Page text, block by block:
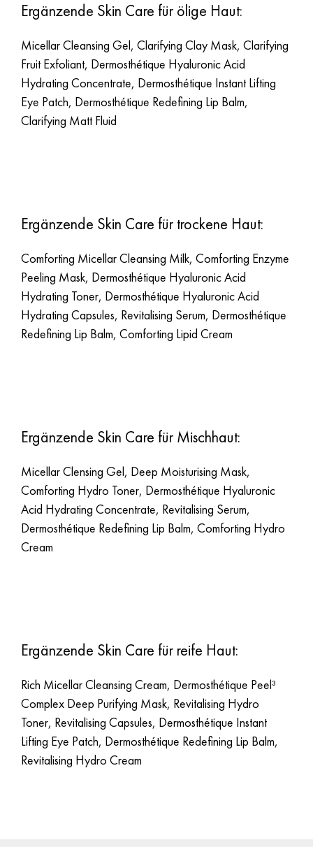
Ergänzende Skin Care für ölige Haut:
Micellar Cleansing Gel, Clarifying Clay Mask, Clarifying
Fruit Exfoliant, Dermosthétique Hyaluronic Acid
Hydrating Concentrate, Dermosthétique Instant Lifting
Eye Patch, Dermosthétique Redefining Lip Balm,
Clarifying Matt Fluid
Ergänzende Skin Care für trockene Haut:
Comforting Micellar Cleansing Milk, Comforting Enzyme
Peeling Mask, Dermosthétique Hyaluronic Acid
Hydrating Toner, Dermosthétique Hyaluronic Acid
Hydrating Capsules, Revitalising Serum, Dermosthétique
Redefining Lip Balm, Comforting Lipid Cream
Ergänzende Skin Care für Mischhaut:
Micellar Clensing Gel, Deep Moisturising Mask,
Comforting Hydro Toner, Dermosthétique Hyaluronic
Acid Hydrating Concentrate, Revitalising Serum,
Dermosthétique Redefining Lip Balm, Comforting Hydro
Cream
Ergänzende Skin Care für reife Haut:
Rich Micellar Cleansing Cream, Dermosthétique Peel³
Complex Deep Purifying Mask, Revitalising Hydro
Toner, Revitalising Capsules, Dermosthétique Instant
Lifting Eye Patch, Dermosthétique Redefining Lip Balm,
Revitalising Hydro Cream